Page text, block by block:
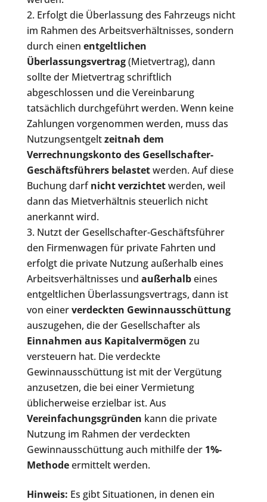
Erfolgt die Überlassung des Fahrzeugs nicht
im Rahmen des Arbeitsverhältnisses, sondern
durch einen entgeltlichen
Überlassungsvertrag(Mietvertrag), dann
sollte der Mietvertrag schriftlich
abgeschlossen und die Vereinbarung
tatsächlich durchgeführt werden. Wenn keine
Zahlungen vorgenommen werden, muss das
Nutzungsentgeltzeitnah dem
Verrechnungskonto des Gesellschafter-
Geschäftsführers belastetwerden. Auf diese
Buchung darfnicht verzichtetwerden, weil
dann das Mietverhältnis steuerlich nicht
anerkannt wird.
Nutzt der Gesellschafter-Geschäftsführer
den Firmenwagen für private Fahrten und
erfolgt die private Nutzung außerhalb eines
Arbeitsverhältnisses und außerhalbeines
entgeltlichen Überlassungsvertrags, dann ist
von einerverdeckten Gewinnausschüttung
auszugehen, die der Gesellschafter als
Einnahmen aus Kapitalvermögen zu
versteuern hat. Die verdeckte
Gewinnausschüttung ist mit der Vergütung
anzusetzen, die bei einer Vermietung
üblicherweise erzielbar ist. Aus
Vereinfachungsgründen kann die private
Nutzung im Rahmen der verdeckten
Gewinnausschüttung auch mithilfe der 1%-
Methodeermittelt werden.
Hinweis: Es gibt Situationen, in denen ein